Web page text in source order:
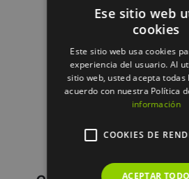
AÑADIR AL
Ese sitio web
cookies
Este sitio web usa cookies
experiencia del usuario. Al
sitio web, usted acepta todas
acuerdo con nuestra Política
información
COOKIES DE
ACEPTAR TODO